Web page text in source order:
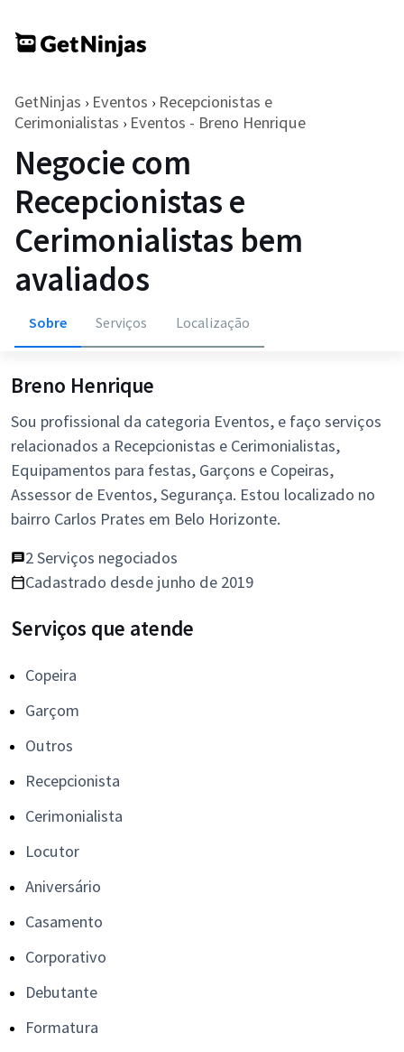
GetNinjas › Eventos › Recepcionistas e
Cerimonialistas › Eventos - Breno Henrique
Negocie com
Recepcionistas e
Cerimonialistas bem
avaliados
Sobre Serviços Localização
Breno Henrique
Sou profissional da categoria Eventos, e faço serviços
relacionados a Recepcionistas e Cerimonialistas,
Equipamentos para festas, Garçons e Copeiras,
Assessor de Eventos, Segurança. Estou localizado no
bairro Carlos Prates em Belo Horizonte.
2 Serviços negociados
Cadastrado desde junho de 2019
Serviços que atende
Copeira
Garçom
Outros
Recepcionista
Cerimonialista
Locutor
Aniversário
Casamento
Corporativo
Debutante
Formatura